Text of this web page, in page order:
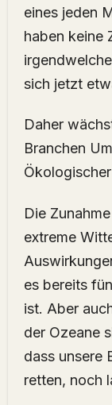
eines jeden
haben keine
sich jetzt
Daher
Branchen
Die
extreme
es bereits
ist. Aber
der Ozeane
dass unsere
retten, noch